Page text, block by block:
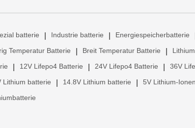
batterie Industrie batterie Energiespeicherbatterie
Temperatur Batterie Breit Temperatur Batterie
12V Lifepo4 Batterie 24V Lifepo4 Batterie 36V
Lithium batterie 14.8V Lithium batterie 5V Lithium-